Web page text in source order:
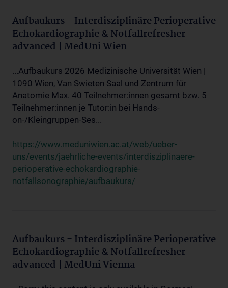
Aufbaukurs - Interdisziplinäre Perioperative
Echokardiographie & Notfallrefresher
advanced | MedUni Wien
...Aufbaukurs 2026 Medizinische Universität Wien |
1090 Wien, Van Swieten Saal und Zentrum für
Anatomie Max. 40 Teilnehmer:innen gesamt bzw. 5
Teilnehmer:innen je Tutor:in bei Hands-
on-/Kleingruppen-Ses...
https://www.meduniwien.ac.at/web/ueber-
uns/events/jaehrliche-events/interdisziplinaere-
perioperative-echokardiographie-
notfallsonographie/aufbaukurs/
Aufbaukurs - Interdisziplinäre Perioperative
Echokardiographie & Notfallrefresher
advanced | MedUni Vienna